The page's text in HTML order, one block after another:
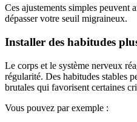
Ces ajustements simples peuvent
dépasser votre seuil migraineux.
Installer des habitudes
Le corps et le système nerveux
régularité. Des habitudes stables
brutales qui favorisent certaines
Vous pouvez par exemple :